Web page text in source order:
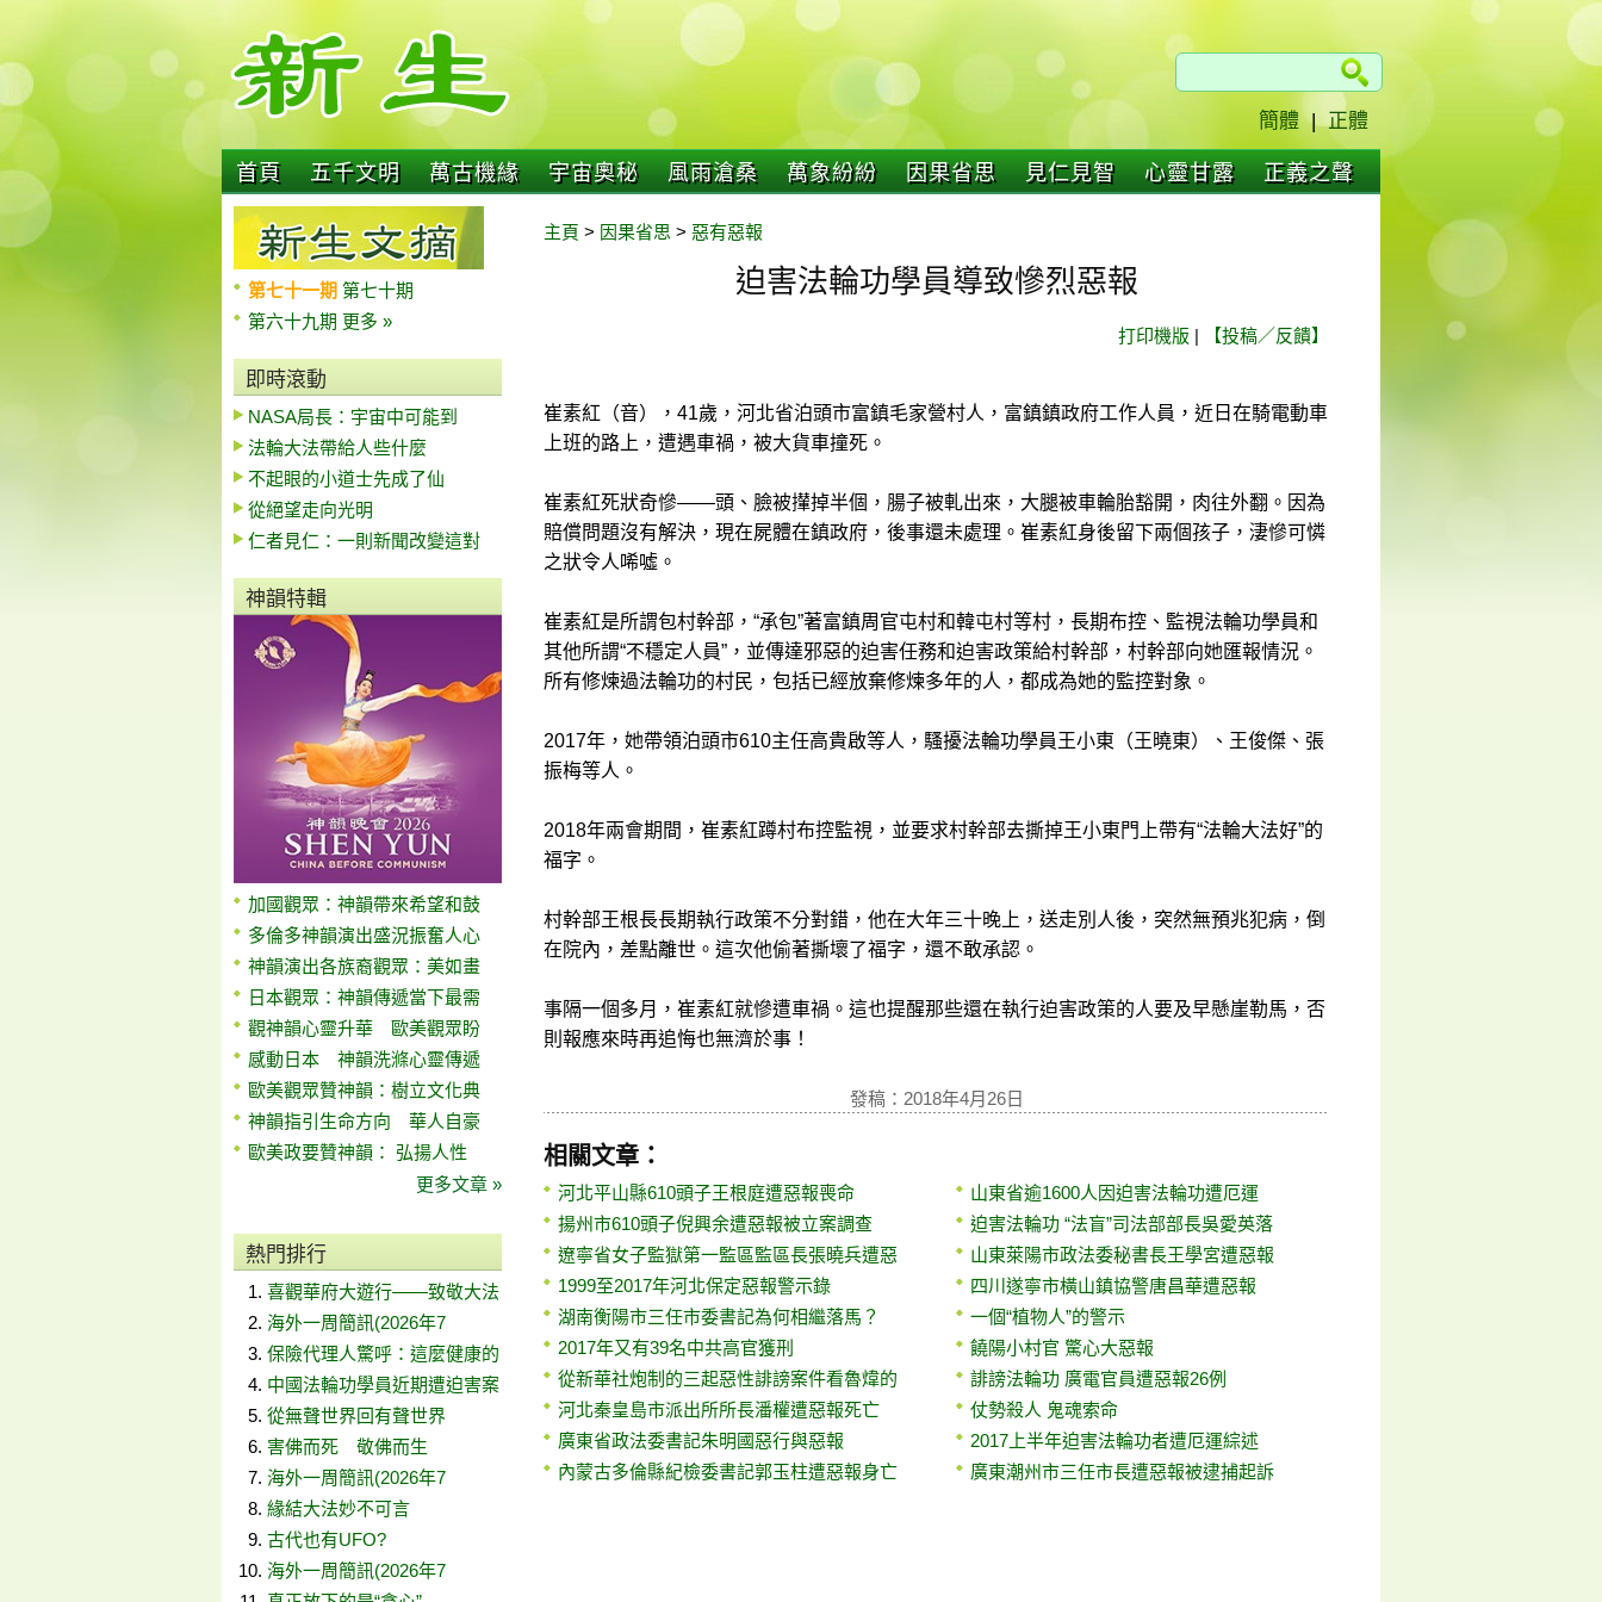
簡體 | 正體
首頁 五千文明 萬古機緣 宇宙奧秘 風雨滄桑 萬象紛紛 因果省思 見仁見智 心靈甘露 正義之聲
第七十一期 第七十期
第六十九期 更多 »
即時滾動
NASA局長：宇宙中可能到
法輪大法帶給人些什麼
不起眼的小道士先成了仙
從絕望走向光明
仁者見仁：一則新聞改變這對
神韻特輯
加國觀眾：神韻帶來希望和鼓
多倫多神韻演出盛況振奮人心
神韻演出各族裔觀眾：美如畫
日本觀眾：神韻傳遞當下最需
觀神韻心靈升華 歐美觀眾盼
感動日本 神韻洗滌心靈傳遞
歐美觀眾贊神韻：樹立文化典
神韻指引生命方向 華人自豪
歐美政要贊神韻： 弘揚人性
更多文章 »
熱門排行
喜觀華府大遊行——致敬大法
海外一周簡訊(2026年7
保險代理人驚呼：這麼健康的
中國法輪功學員近期遭迫害案
從無聲世界回有聲世界
害佛而死 敬佛而生
海外一周簡訊(2026年7
緣結大法妙不可言
古代也有UFO?
海外一周簡訊(2026年7
主頁 > 因果省思 > 惡有惡報
迫害法輪功學員導致慘烈惡報
打印機版 | 【投稿／反饋】
崔素紅（音），41歲，河北省泊頭市富鎮毛家營村人，富鎮鎮政府工作人員，近日在騎電動車
上班的路上，遭遇車禍，被大貨車撞死。
崔素紅死狀奇慘——頭、臉被攆掉半個，腸子被軋出來，大腿被車輪胎豁開，肉往外翻。因為
賠償問題沒有解決，現在屍體在鎮政府，後事還未處理。崔素紅身後留下兩個孩子，淒慘可憐
之狀令人唏噓。
崔素紅是所謂包村幹部，“承包”著富鎮周官屯村和韓屯村等村，長期布控、監視法輪功學員和
其他所謂“不穩定人員”，並傳達邪惡的迫害任務和迫害政策給村幹部，村幹部向她匯報情況。
所有修煉過法輪功的村民，包括已經放棄修煉多年的人，都成為她的監控對象。
2017年，她帶領泊頭市610主任高貴啟等人，騷擾法輪功學員王小東（王曉東）、王俊傑、張
振梅等人。
2018年兩會期間，崔素紅蹲村布控監視，並要求村幹部去撕掉王小東門上帶有“法輪大法好”的
福字。
村幹部王根長長期執行政策不分對錯，他在大年三十晚上，送走別人後，突然無預兆犯病，倒
在院內，差點離世。這次他偷著撕壞了福字，還不敢承認。
事隔一個多月，崔素紅就慘遭車禍。這也提醒那些還在執行迫害政策的人要及早懸崖勒馬，否
則報應來時再追悔也無濟於事！
發稿：2018年4月26日
相關文章：
河北平山縣610頭子王根庭遭惡報喪命
揚州市610頭子倪興余遭惡報被立案調查
遼寧省女子監獄第一監區監區長張曉兵遭惡
1999至2017年河北保定惡報警示錄
湖南衡陽市三任市委書記為何相繼落馬？
2017年又有39名中共高官獲刑
從新華社炮制的三起惡性誹謗案件看魯煒的
河北秦皇島市派出所所長潘權遭惡報死亡
廣東省政法委書記朱明國惡行與惡報
內蒙古多倫縣紀檢委書記郭玉柱遭惡報身亡
山東省逾1600人因迫害法輪功遭厄運
迫害法輪功 “法盲”司法部部長吳愛英落
山東萊陽市政法委秘書長王學宮遭惡報
四川遂寧市橫山鎮協警唐昌華遭惡報
一個“植物人”的警示
饒陽小村官 驚心大惡報
誹謗法輪功 廣電官員遭惡報26例
仗勢殺人 鬼魂索命
2017上半年迫害法輪功者遭厄運綜述
廣東潮州市三任市長遭惡報被逮捕起訴